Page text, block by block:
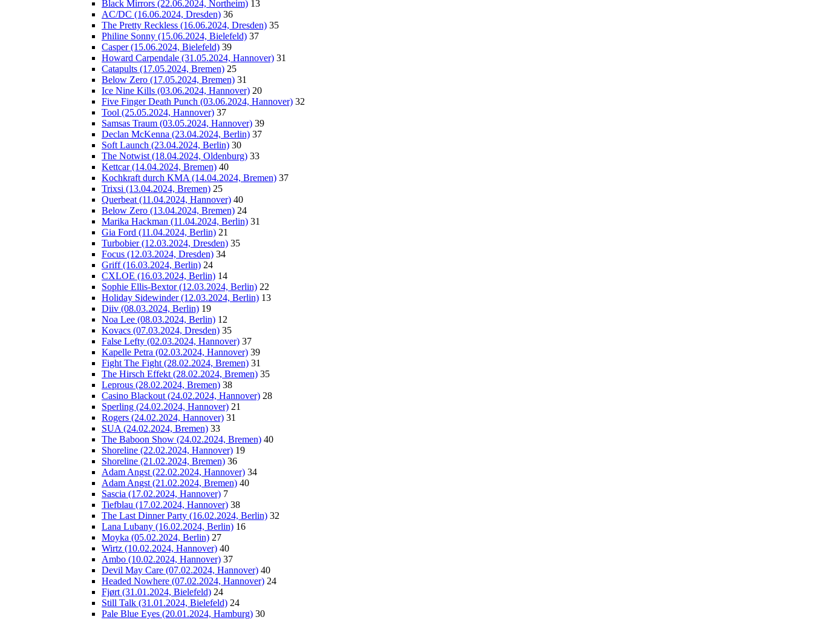
Black Mirrors (22.06.2024, Northeim) 13
AC/DC (16.06.2024, Dresden) 36
The Pretty Reckless (16.06.2024, Dresden) 35
Philine Sonny (15.06.2024, Bielefeld) 37
Casper (15.06.2024, Bielefeld) 39
Howard Carpendale (31.05.2024, Hannover) 31
Catapults (17.05.2024, Bremen) 25
Below Zero (17.05.2024, Bremen) 31
Ice Nine Kills (03.06.2024, Hannover) 20
Five Finger Death Punch (03.06.2024, Hannover) 32
Tool (25.05.2024, Hannover) 37
Samsas Traum (03.05.2024, Hannover) 39
Declan McKenna (23.04.2024, Berlin) 37
Soft Launch (23.04.2024, Berlin) 30
The Notwist (18.04.2024, Oldenburg) 33
Kettcar (14.04.2024, Bremen) 40
Kochkraft durch KMA (14.04.2024, Bremen) 37
Trixsi (13.04.2024, Bremen) 25
Querbeat (11.04.2024, Hannover) 40
Below Zero (13.04.2024, Bremen) 24
Marika Hackman (11.04.2024, Berlin) 31
Gia Ford (11.04.2024, Berlin) 21
Turbobier (12.03.2024, Dresden) 35
Focus (12.03.2024, Dresden) 34
Griff (16.03.2024, Berlin) 24
CXLOE (16.03.2024, Berlin) 14
Sophie Ellis-Bextor (12.03.2024, Berlin) 22
Holiday Sidewinder (12.03.2024, Berlin) 13
Diiv (08.03.2024, Berlin) 19
Noa Lee (08.03.2024, Berlin) 12
Kovacs (07.03.2024, Dresden) 35
False Lefty (02.03.2024, Hannover) 37
Kapelle Petra (02.03.2024, Hannover) 39
Fight The Fight (28.02.2024, Bremen) 31
The Hirsch Effekt (28.02.2024, Bremen) 35
Leprous (28.02.2024, Bremen) 38
Casino Blackout (24.02.2024, Hannover) 28
Sperling (24.02.2024, Hannover) 21
Rogers (24.02.2024, Hannover) 31
SUA (24.02.2024, Bremen) 33
The Baboon Show (24.02.2024, Bremen) 40
Shoreline (22.02.2024, Hannover) 19
Shoreline (21.02.2024, Bremen) 36
Adam Angst (22.02.2024, Hannover) 34
Adam Angst (21.02.2024, Bremen) 40
Sascia (17.02.2024, Hannover) 7
Tiefblau (17.02.2024, Hannover) 38
The Last Dinner Party (16.02.2024, Berlin) 32
Lana Lubany (16.02.2024, Berlin) 16
Moyka (05.02.2024, Berlin) 27
Wirtz (10.02.2024, Hannover) 40
Ambo (10.02.2024, Hannover) 37
Devil May Care (07.02.2024, Hannover) 40
Headed Nowhere (07.02.2024, Hannover) 24
Fjørt (31.01.2024, Bielefeld) 24
Still Talk (31.01.2024, Bielefeld) 24
Pale Blue Eyes (20.01.2024, Hamburg) 30